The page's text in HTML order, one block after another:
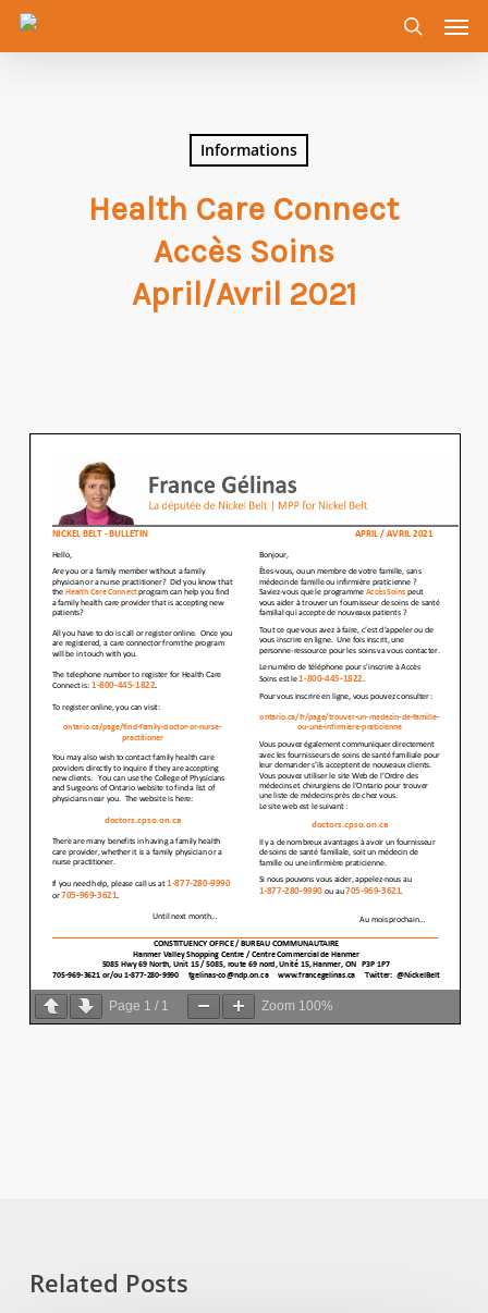
Skip
search
Informations
Health Care Connect
Accès Soins
April/Avril 2021
Page 1 / 1 Zoom 100%
Related Posts